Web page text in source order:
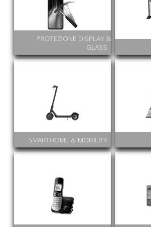
PROTEZIONE DISPLAY &
GLASS
SMARTHOME & MOBILITY